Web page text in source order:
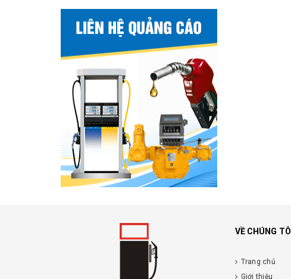
VỀ CHÚNG TÔI
Trang chủ
Giới thiệu